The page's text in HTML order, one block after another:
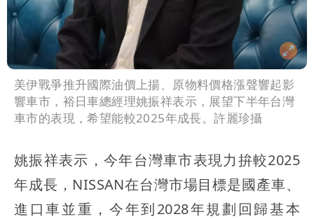
美伊戰爭推升國際油價上揚、原物料價格漲聲響起影
響車市，裕日車總經理姚振祥表示，展望下半年台灣
車市的表現，希望能較2025年成長。許麗珍攝
姚振祥表示，今年台灣車市表現力拚較2025
年成長，NISSAN在台灣市場目標是國產車、
進口車並重，今年到2028年規劃回歸基本